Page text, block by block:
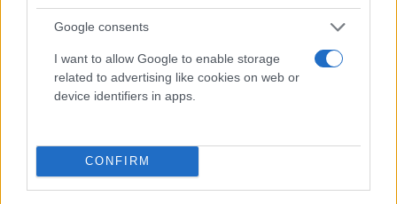
Google consents
I want to allow Google to enable storage
related to advertising like cookies on web or
device identifiers in apps.
CONFIRM
Dinamiss – “Odyssey”